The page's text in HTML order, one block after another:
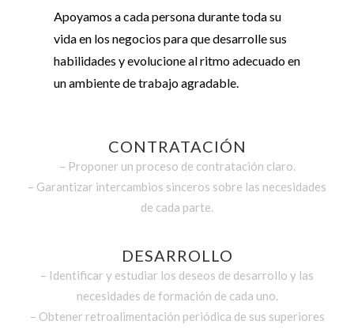
Apoyamos a cada persona durante toda su
vida en los negocios para que desarrolle sus
habilidades y evolucione al ritmo adecuado en
un ambiente de trabajo agradable.
CONTRATACIÓN
– Proponer un proceso de contratación claro.
– Garantizar intercambios sinceros sobre las necesidades
de cada parte.
DESARROLLO
– Identificar y estudiar los deseos de desarrollo y las
necesidades de formación de cada uno.
– Obtener retroalimentación periódica de sus superiores